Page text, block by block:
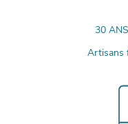
30
Artisans